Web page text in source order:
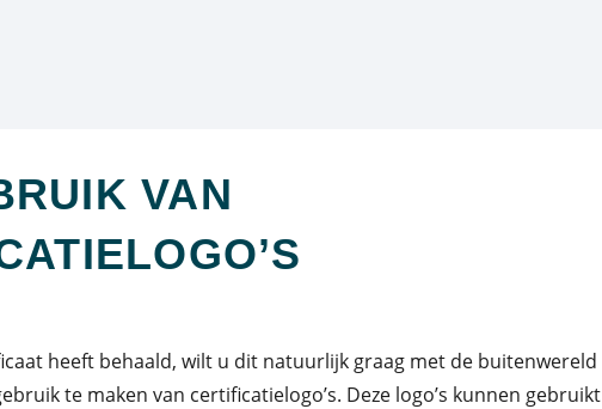
VAN
heeft behaald, wilt u dit natuurlijk graag met de buitenwereld
te maken van certificatielogo’s. Deze logo’s kunnen gebruikt